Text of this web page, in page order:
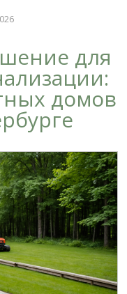
для
домов